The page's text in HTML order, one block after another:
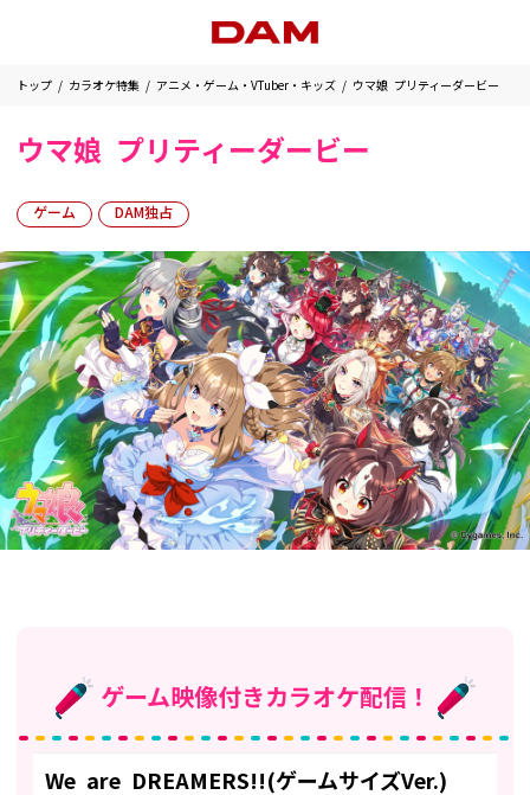
トップ カラオケ特集 アニメ・ゲーム・VTuber・キッズ ウマ娘 プリティーダービー
ウマ娘 プリティーダービー
ゲーム DAM独占
ゲーム映像付きカラオケ配信！
We are DREAMERS!!(ゲームサイズVer.)